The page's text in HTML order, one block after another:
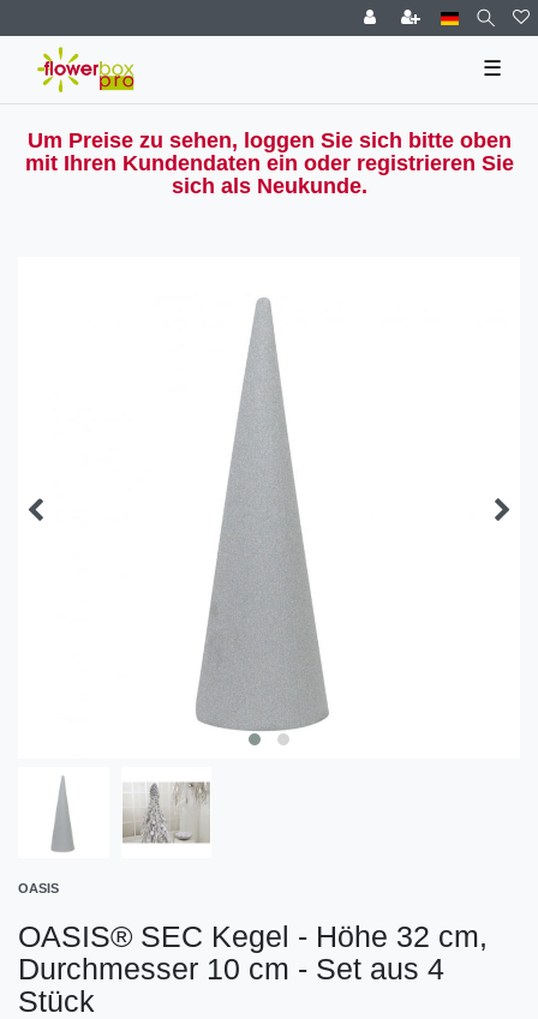
☰
Um Preise zu sehen, loggen Sie sich bitte oben
mit Ihren Kundendaten ein oder registrieren Sie
sich als Neukunde.
OASIS
OASIS® SEC Kegel - Höhe 32 cm,
Durchmesser 10 cm - Set aus 4
Stück